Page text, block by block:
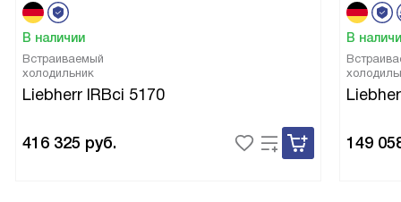
В наличии
Встраиваемый
холодильник
Liebherr IRBci 5170
416 325 руб.
В
149